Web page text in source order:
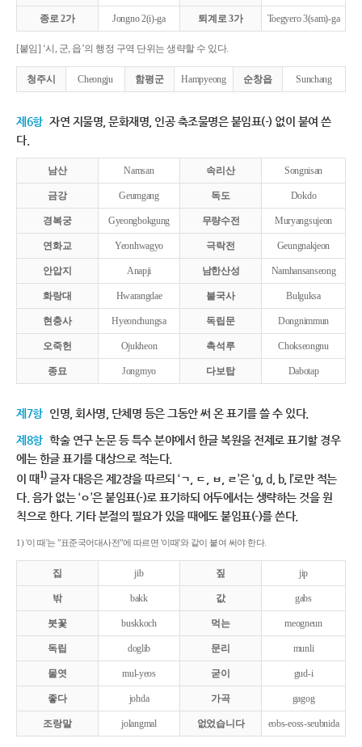
종로 2가 Jongno 2(i)-ga 퇴계로 3가 Toegyero 3(sam)-ga
[붙임] ‘시, 군, 읍’의 행정 구역 단위는 생략할 수 있다.
청주시 Cheongju 함평군 Hampyeong 순창읍 Sunchang
제6항 자연 지물명, 문화재명, 인공 축조물명은 붙임표(-) 없이 붙여 쓴
다.
남산 Namsan 속리산 Songnisan
금강 Geumgang 독도 Dokdo
경복궁 Gyeongbokgung 무량수전 Muryangsujeon
연화교 Yeonhwagyo 극락전 Geungnakjeon
안압지 Anapji 남한산성 Namhansanseong
화랑대 Hwarangdae 불국사 Bulguksa
현충사 Hyeonchungsa 독립문 Dongnimmun
오죽헌 Ojukheon 촉석루 Chokseongnu
종묘 Jongmyo 다보탑 Dabotap
제7항 인명, 회사명, 단체명 등은 그동안 써 온 표기를 쓸 수 있다.
제8항 학술 연구 논문 등 특수 분야에서 한글 복원을 전제로 표기할 경우
에는 한글 표기를 대상으로 적는다.
이 때1)글자 대응은 제2장을 따르되 ‘ㄱ, ㄷ, ㅂ, ㄹ’은 ‘g, d, b, l’로만 적는
다. 음가 없는 ‘ㅇ’은 붙임표(-)로 표기하되 어두에서는 생략하는 것을 원
칙으로 한다. 기타 분절의 필요가 있을 때에도 붙임표(-)를 쓴다.
1) '이 때'는 "표준국어대사전"에 따르면 '이때'와 같이 붙여 써야 한다.
집 jib 짚 jip
밖 bakk 값 gabs
붓꽃 buskkoch 먹는 meogneun
독립 doglib 문리 munli
물엿 mul-yeos 굳이 gud-i
좋다 johda 가곡 gagog
조랑말 jolangmal 없었습니다 eobs-eoss-seubnida